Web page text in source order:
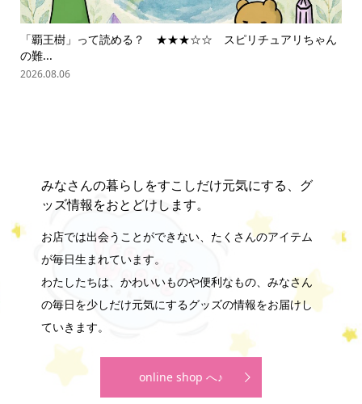
「覇王樹」って読める？ ★★★☆☆ スピリチュアリちゃん
の難...
2026.08.06
みなさんの暮らしをすこしだけ元気にする、グ
ッズ情報をおとどけします。
お店では出会うことができない、たくさんのアイテム
が毎日生まれています。
わたしたちは、かわいいものや便利なもの、みなさん
の毎日を少しだけ元気にするグッズの情報をお届けし
ていきます。
online shop へ♪